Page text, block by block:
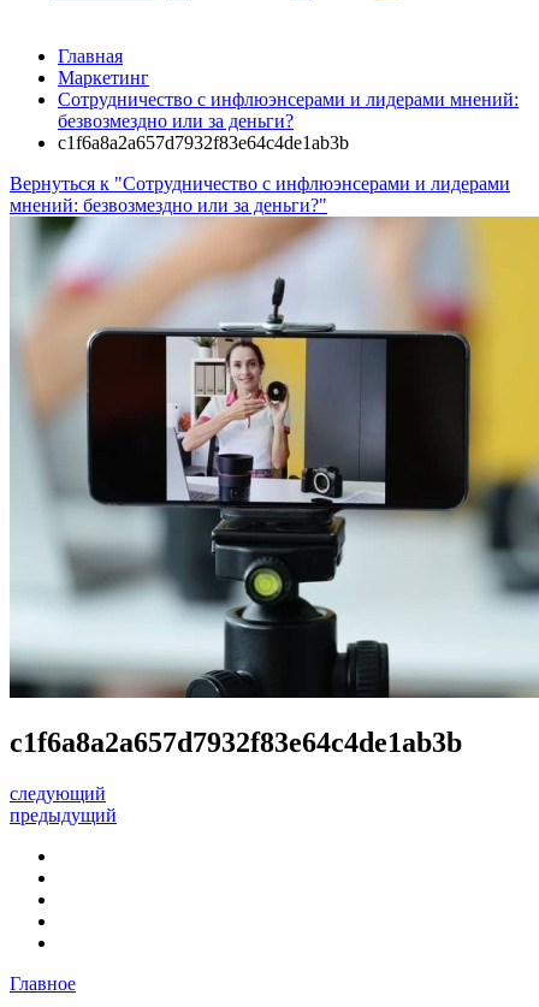
Главная
Маркетинг
Сотрудничество с инфлюэнсерами и лидерами мнений:
безвозмездно или за деньги?
c1f6a8a2a657d7932f83e64c4de1ab3b
Вернуться к "Сотрудничество с инфлюэнсерами и лидерами
мнений: безвозмездно или за деньги?"
c1f6a8a2a657d7932f83e64c4de1ab3b
следующий
предыдущий
Главное